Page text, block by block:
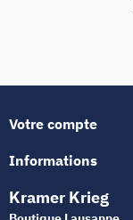
Votre compte
Informations
Kramer Krieg